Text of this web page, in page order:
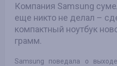
Компания Samsung
еще никто не делал –
компактный ноутбук
грамм.
Samsung поведала о